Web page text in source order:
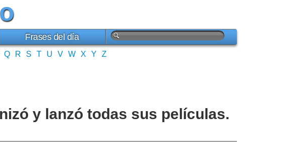
Frases del día
Q R S T U V W X Y Z
y lanzó todas sus películas.